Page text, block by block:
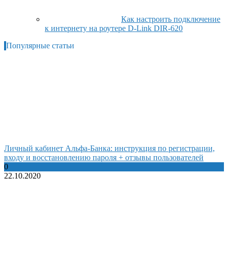
Как настроить подключение
к интернету на роутере D-Link DIR-620
Популярные статьи
Личный кабинет Альфа-Банка: инструкция по регистрации,
входу и восстановлению пароля + отзывы пользователей
0
22.10.2020